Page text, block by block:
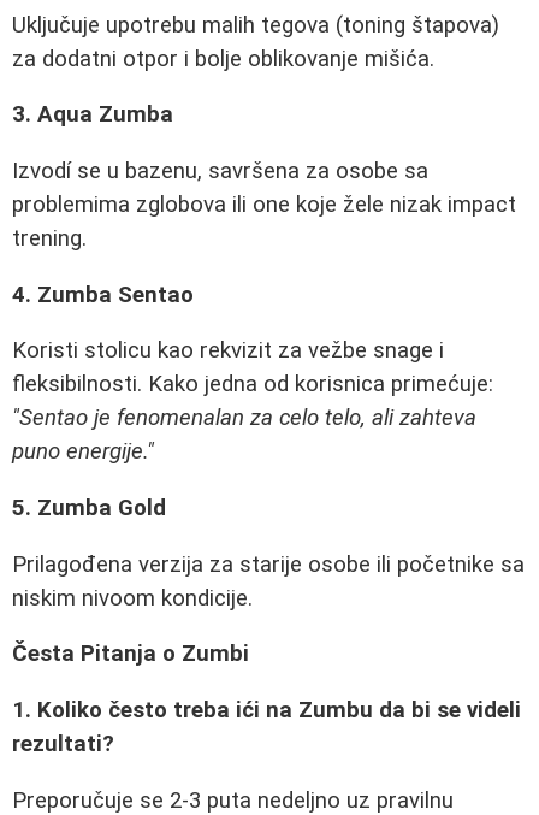
Uključuje upotrebu malih tegova (toning štapova)
za dodatni otpor i bolje oblikovanje mišića.
3. Aqua Zumba
Izvodí se u bazenu, savršena za osobe sa
problemima zglobova ili one koje žele nizak impact
trening.
4. Zumba Sentao
Koristi stolicu kao rekvizit za vežbe snage i
fleksibilnosti. Kako jedna od korisnica primećuje:
"Sentao je fenomenalan za celo telo, ali zahteva
puno energije."
5. Zumba Gold
Prilagođena verzija za starije osobe ili početnike sa
niskim nivoom kondicije.
Česta Pitanja o Zumbi
1. Koliko često treba ići na Zumbu da bi se videli
rezultati?
Preporučuje se 2-3 puta nedeljno uz pravilnu